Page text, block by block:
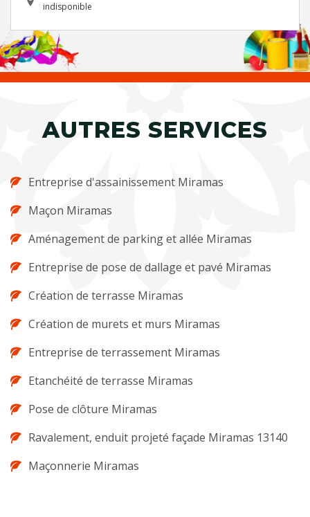
indisponible
AUTRES SERVICES
Entreprise d'assainissement Miramas
Maçon Miramas
Aménagement de parking et allée Miramas
Entreprise de pose de dallage et pavé Miramas
Création de terrasse Miramas
Création de murets et murs Miramas
Entreprise de terrassement Miramas
Etanchéité de terrasse Miramas
Pose de clôture Miramas
Ravalement, enduit projeté façade Miramas 13140
Maçonnerie Miramas